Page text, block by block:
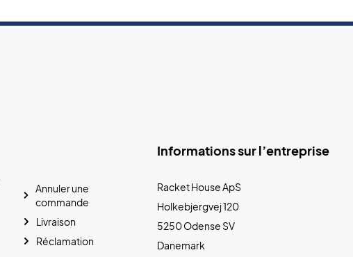
Informations sur l’entreprise
Racket House ApS
Holkebjergvej 120
5250 Odense SV
Danemark
Annuler une
commande
Livraison
Réclamation